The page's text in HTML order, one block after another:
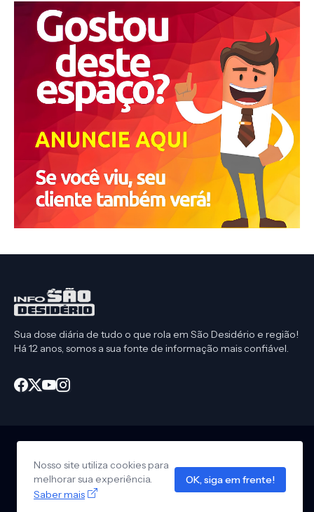
Sua dose diária de tudo o que rola em São Desidério e região!
Há 12 anos, somos a sua fonte de informação mais confiável.
Design by - Info São Desidério
InícioCEP São DesidérioPolítica de Privacidade
Anuncie em nosso site
Nosso site utiliza cookies para
melhorar sua experiência.
Saber mais
OK, siga em frente!